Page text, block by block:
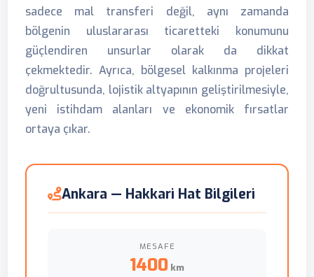
sadece mal transferi değil, aynı zamanda
bölgenin uluslararası ticaretteki konumunu
güçlendiren unsurlar olarak da dikkat
çekmektedir. Ayrıca, bölgesel kalkınma projeleri
doğrultusunda, lojistik altyapının geliştirilmesiyle,
yeni istihdam alanları ve ekonomik fırsatlar
ortaya çıkar.
Ankara — Hakkari Hat Bilgileri
MESAFE
1400 km